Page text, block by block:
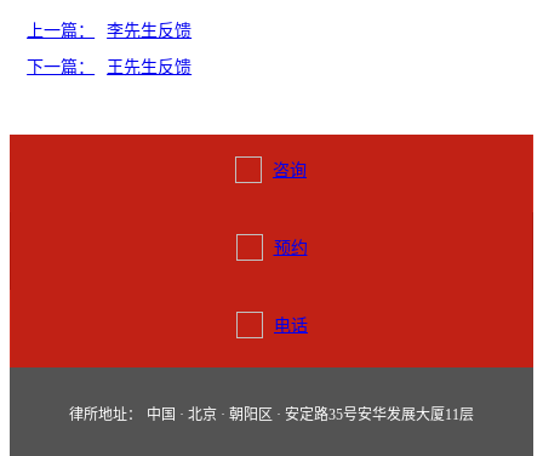
上一篇：
李先生反馈
下一篇：
王先生反馈
咨询
预约
电话
律所地址： 中国 · 北京 · 朝阳区 · 安定路35号安华发展大厦11层